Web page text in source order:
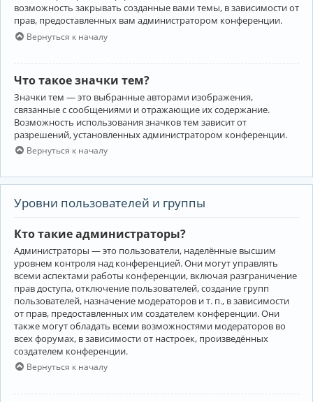
возможность закрывать созданные вами темы, в зависимости от
прав, предоставленных вам администратором конференции.
Вернуться к началу
Что такое значки тем?
Значки тем — это выбранные авторами изображения,
связанные с сообщениями и отражающие их содержание.
Возможность использования значков тем зависит от
разрешений, установленных администратором конференции.
Вернуться к началу
Уровни пользователей и группы
Кто такие администраторы?
Администраторы — это пользователи, наделённые высшим
уровнем контроля над конференцией. Они могут управлять
всеми аспектами работы конференции, включая разграничение
прав доступа, отключение пользователей, создание групп
пользователей, назначение модераторов и т. п., в зависимости
от прав, предоставленных им создателем конференции. Они
также могут обладать всеми возможностями модераторов во
всех форумах, в зависимости от настроек, произведённых
создателем конференции.
Вернуться к началу